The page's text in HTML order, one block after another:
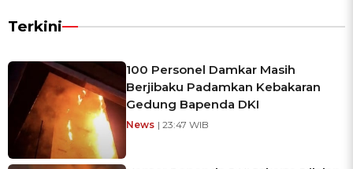
Terkini
100 Personel Damkar Masih
Berjibaku Padamkan Kebakaran
Gedung Bapenda DKI
News | 23:47 WIB